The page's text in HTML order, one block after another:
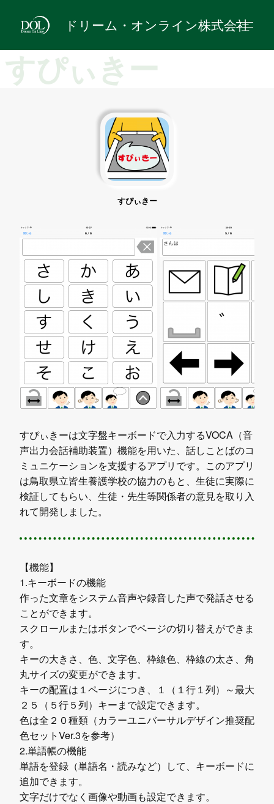
ドリーム・オンライン株式会社
すぴぃきー
すぴぃきー
すぴぃきーは文字盤キーボードで入力するVOCA（音
声出力会話補助装置）機能を用いた、話しことばのコ
ミュニケーションを支援するアプリです。このアプリ
は鳥取県立皆生養護学校の協力のもと、生徒に実際に
検証してもらい、生徒・先生等関係者の意見を取り入
れて開発しました。
【機能】
1.キーボードの機能
作った文章をシステム音声や録音した声で発話させる
ことができます。
スクロールまたはボタンでページの切り替えができま
す。
キーの大きさ、色、文字色、枠線色、枠線の太さ、角
丸サイズの変更ができます。
キーの配置は１ページにつき、１（１行１列）～最大
２５（５行５列）キーまで設定できます。
色は全２０種類（カラーユニバーサルデザイン推奨配
色セットVer.3を参考）
2.単語帳の機能
単語を登録（単語名・読みなど）して、キーボードに
追加できます。
文字だけでなく画像や動画も設定できます。